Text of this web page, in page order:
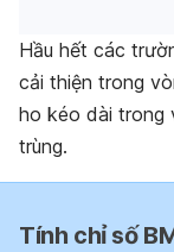
Hầu hết các
cải thiện trong
ho kéo dài trong
trùng.
Tính chỉ số